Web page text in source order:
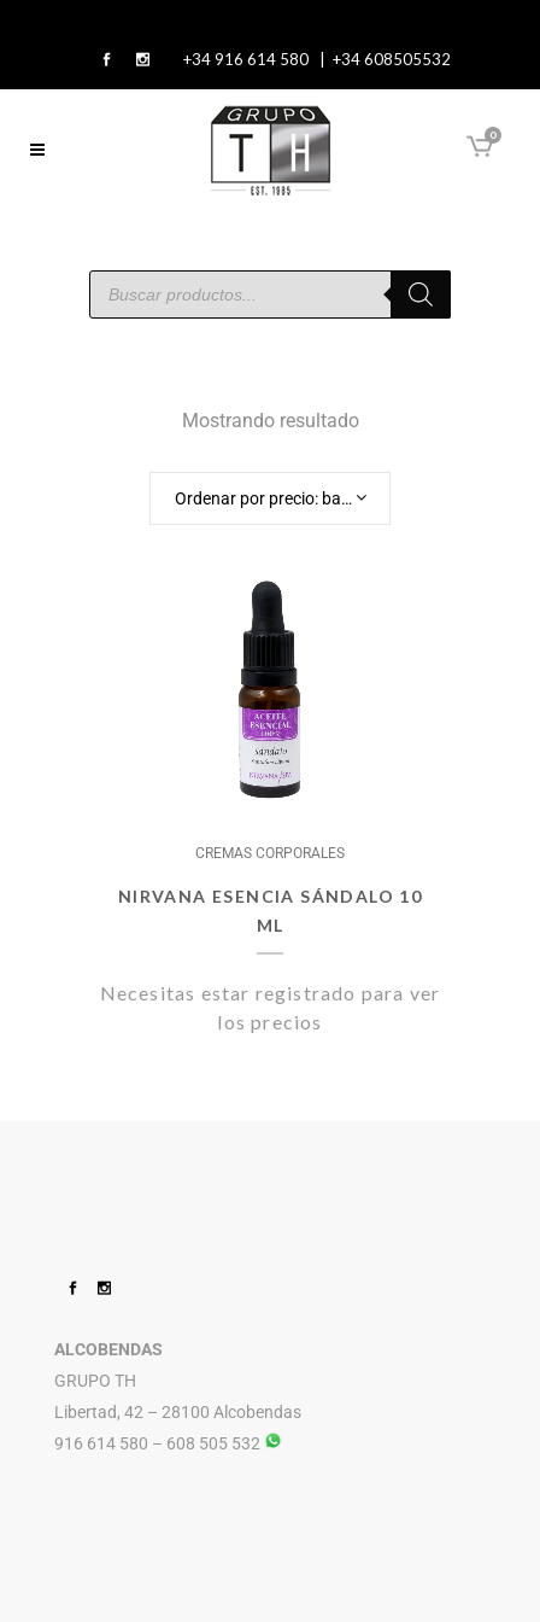
+34 916 614 580 | +34 608505532
0
Mostrando resultado
Ordenar por precio: bajo a alto
CREMAS CORPORALES
NIRVANA ESENCIA SÁNDALO 10
ML
Necesitas estar registrado para ver
los precios
ALCOBENDAS
GRUPO TH
Libertad, 42 – 28100 Alcobendas
916 614 580 – 608 505 532